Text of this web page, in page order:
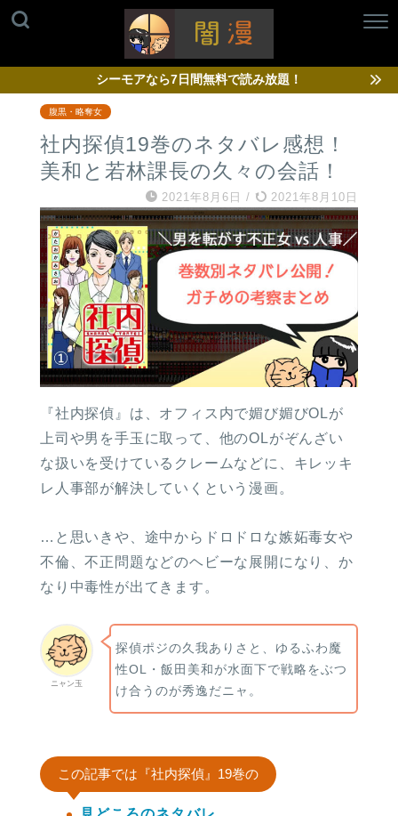
シーモアなら7日間無料で読み放題！
腹黒・略奪女
社内探偵19巻のネタバレ感想！
美和と若林課長の久々の会話！
2021年8月6日 / 2021年8月10日
『社内探偵』は、オフィス内で媚び媚びOLが
上司や男を手玉に取って、他のOLがぞんざい
な扱いを受けているクレームなどに、キレッキ
レ人事部が解決していくという漫画。
…と思いきや、途中からドロドロな嫉妬毒女や
不倫、不正問題などのヘビーな展開になり、か
なり中毒性が出てきます。
ニャン玉
探偵ポジの久我ありさと、ゆるふわ魔
性OL・飯田美和が水面下で戦略をぶつ
け合うのが秀逸だニャ。
この記事では『社内探偵』19巻の